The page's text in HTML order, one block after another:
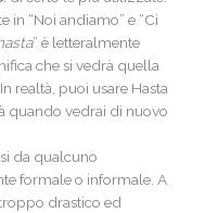
in “Noi andiamo” e “Ci
” è letteralmente
che si vedrà quella
realtà, puoi usare Hasta
quando vedrai di nuovo
da qualcuno
formale o informale. A
drastico ed